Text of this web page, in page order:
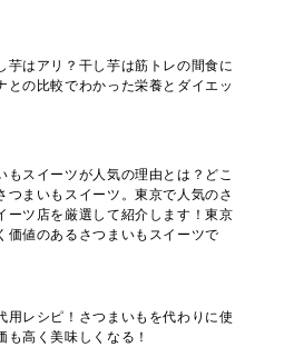
芋はアリ？干し芋は筋トレの間食に
との比較でわかった栄養とダイエッ
もスイーツが人気の理由とは？どこ
つまいもスイーツ。東京で人気のさ
ーツ店を厳選して紹介します！東京
価値のあるさつまいもスイーツで
用レシピ！さつまいもを代わりに使
も高く美味しくなる！